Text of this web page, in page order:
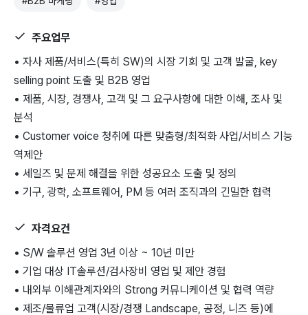
주요업무
• 자사 제품/서비스(특히 SW)의 시장 기회 및 고객 발굴, key
selling point 도출 및 B2B 영업
• 제품, 시장, 경쟁사, 고객 및 그 요구사항에 대한 이해, 조사 및
분석
• Customer voice 청취에 따른 맞춤형/최적화 사업/서비스 기능
역제안
• 세일즈 및 문제 해결을 위한 성공요소 도출 및 정의
• 기구, 광학, 소프트웨어, PM 등 여러 조직과의 긴밀한 협력
자격요건
• S/W 솔루션 영업 3년 이상 ~ 10년 미만
• 기업 대상 IT솔루션/검사장비 영업 및 제안 경험
• 내외부 이해관계자와의 Strong 커뮤니케이션 및 협력 역량
• 제조/물류업 고객(시장/경쟁 Landscape, 공정, 니즈 등)에